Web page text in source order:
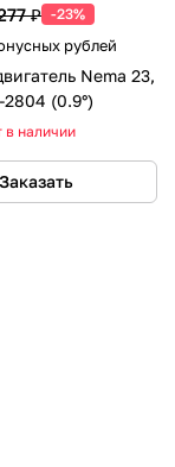
₽ -23%
рублей
Nema 23,
(0.9°)
в наличии
Заказать